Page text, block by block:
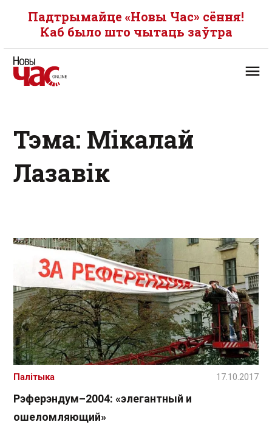
Падтрымайце «Новы Час» сёння!
Каб было што чытаць заўтра
Тэма: Мікалай
Лазавік
Рэферэндум–2004: «элегантный и
ошеломляющий»
Палітыка 17.10.2017